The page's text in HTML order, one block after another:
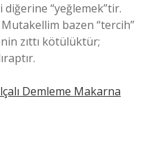
“yeğlemek”tir.
bazen “tercih”
zıttı kötülüktür;
Demleme Makarna